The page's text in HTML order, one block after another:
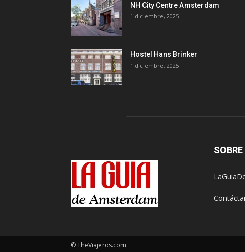
NH City Centre Amsterdam
1 diciembre, 2025
Hostel Hans Brinker
1 diciembre, 2025
© TheViajeros.com